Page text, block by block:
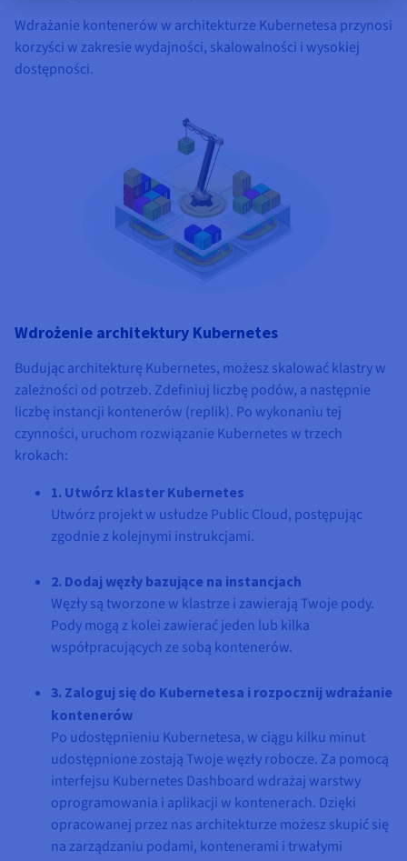
Wdrażanie kontenerów w architekturze Kubernetesa przynosi
korzyści w zakresie wydajności, skalowalności i wysokiej
dostępności.
Wdrożenie architektury Kubernetes
Budując architekturę Kubernetes, możesz skalować klastry w
zależności od potrzeb. Zdefiniuj liczbę podów, a następnie
liczbę instancji kontenerów (replik). Po wykonaniu tej
czynności, uruchom rozwiązanie Kubernetes w trzech
krokach:
1. Utwórz klaster Kubernetes
Utwórz projekt w usłudze Public Cloud, postępując
zgodnie z kolejnymi instrukcjami.
2. Dodaj węzły bazujące na instancjach
Węzły są tworzone w klastrze i zawierają Twoje pody.
Pody mogą z kolei zawierać jeden lub kilka
współpracujących ze sobą kontenerów.
3. Zaloguj się do Kubernetesa i rozpocznij wdrażanie
kontenerów
Po udostępnieniu Kubernetesa, w ciągu kilku minut
udostępnione zostają Twoje węzły robocze. Za pomocą
interfejsu Kubernetes Dashboard wdrażaj warstwy
oprogramowania i aplikacji w kontenerach. Dzięki
opracowanej przez nas architekturze możesz skupić się
na zarządzaniu podami, kontenerami i trwałymi